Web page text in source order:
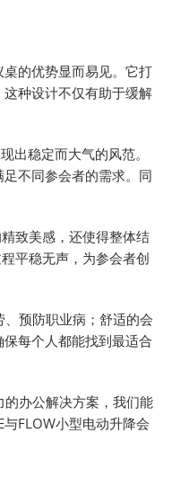
的优势显而易见。它打
种设计不仅有助于缓解
出稳定而大气的风范。
不同参会者的需求。同
致美感，还使得整体结
平稳无声，为参会者创
预防职业病；舒适的会
每个人都能找到最适合
办公解决方案，我们能
与FLOW小型电动升降会